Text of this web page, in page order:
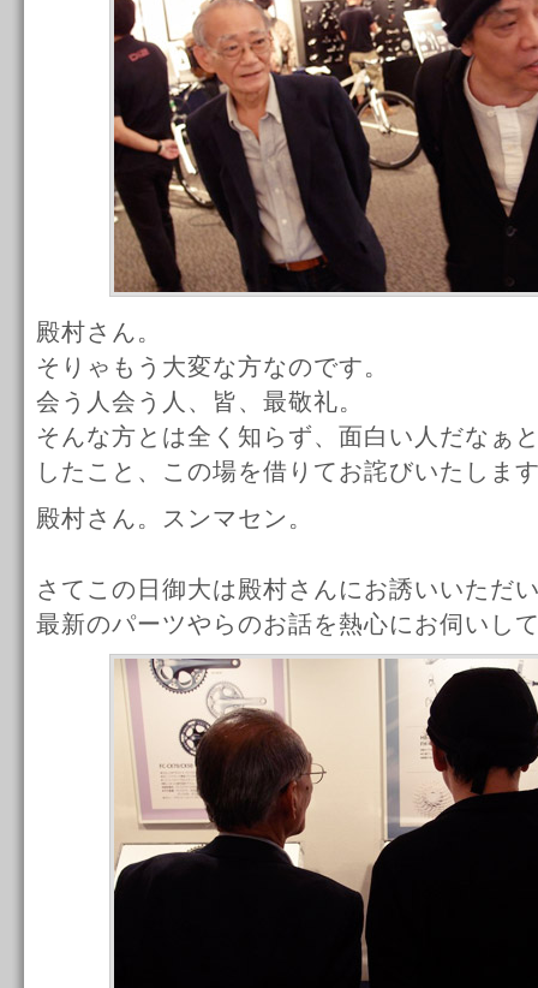
殿村さん。
そりゃもう大変な方なのです。
会う人会う人、皆、最敬礼。
そんな方とは全く知らず、面白い人だなぁ
したこと、この場を借りてお詫びいたしま
殿村さん。スンマセン。
さてこの日御大は殿村さんにお誘いいただ
最新のパーツやらのお話を熱心にお伺いし